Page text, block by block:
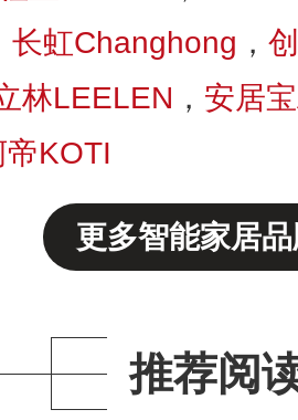
长虹Changhong ，
林LEELEN ， 安居
帝KOTI
更多智能家居
推荐阅